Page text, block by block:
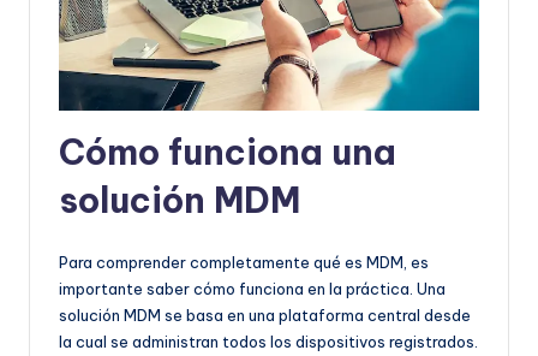
Cómo funciona una
solución MDM
Para comprender completamente qué es MDM, es
importante saber cómo funciona en la práctica. Una
solución MDM se basa en una plataforma central desde
la cual se administran todos los dispositivos registrados.